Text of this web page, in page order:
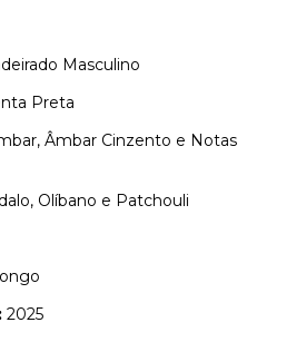
Masculino
Preta
Âmbar Cinzento e Notas
Olíbano e Patchouli
2025